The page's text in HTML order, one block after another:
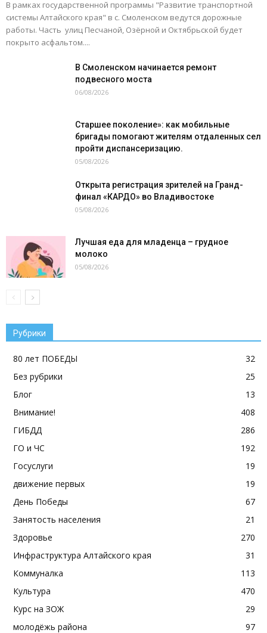
В рамках государственной программы "Развитие транспортной
системы Алтайского края" в с. Смоленском ведутся дорожные
работы. Часть улиц Песчаной, Озёрной и Октябрьской будет
покрыто асфальтом....
В Смоленском начинается ремонт
подвесного моста
06/08/2026
Старшее поколение»: как мобильные
бригады помогают жителям отдаленных сел
пройти диспансеризацию.
05/08/2026
Открыта регистрация зрителей на Гранд-
финал «КАРДО» во Владивостоке
05/08/2026
Лучшая еда для младенца – грудное
молоко
05/08/2026
Рубрики
80 лет ПОБЕДЫ
32
Без рубрики
25
Блог
13
Внимание!
408
ГИБДД
286
ГО и ЧС
192
Госуслуги
19
движение первых
19
День Победы
67
Занятость населения
21
Здоровье
270
Инфраструктура Алтайского края
31
Коммуналка
113
Культура
470
Курс на ЗОЖ
29
молодёжь района
97